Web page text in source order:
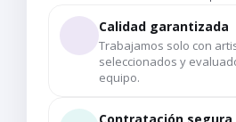
Calidad garantizada
Trabajamos solo con
seleccionados y
equipo.